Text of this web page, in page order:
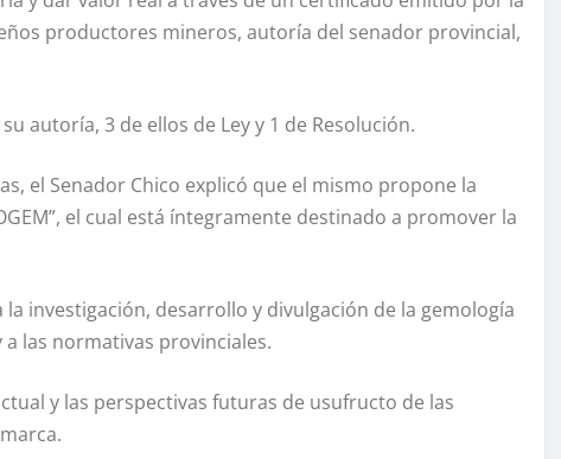
productores mineros, autoría del senador provincial,
autoría, 3 de ellos de Ley y 1 de Resolución.
el Senador Chico explicó que el mismo propone la
el cual está íntegramente destinado a promover la
investigación, desarrollo y divulgación de la gemología
las normativas provinciales.
y las perspectivas futuras de usufructo de las